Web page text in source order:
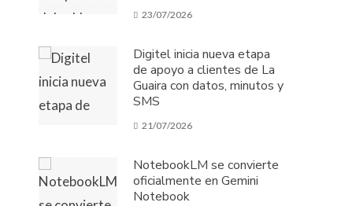
23/07/2026
Digitel inicia nueva etapa
de apoyo a clientes de La
Guaira con datos, minutos y
SMS
21/07/2026
NotebookLM se convierte
oficialmente en Gemini
Notebook